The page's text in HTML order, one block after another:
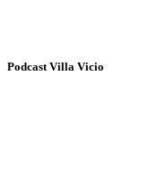
Podcast Villa Vicio